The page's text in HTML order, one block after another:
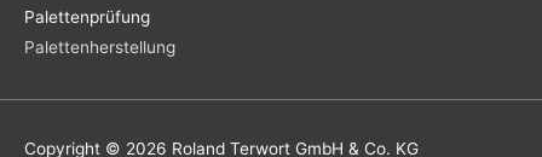
Palettenprüfung
Palettenherstellung
Copyright © 2026 Roland Terwort GmbH & Co. KG